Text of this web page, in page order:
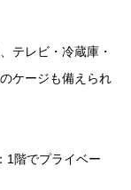
テレビ・冷蔵庫・
ケージも備えられ
1階でプライベー